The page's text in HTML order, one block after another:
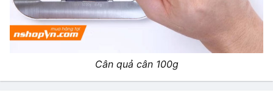
Cân quả cân 100g